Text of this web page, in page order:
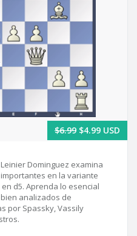
$6.99 $4.99 USD
Dominguez examina
en la variante
d5. Aprenda lo esencial
analizados de
por Spassky, Vassily